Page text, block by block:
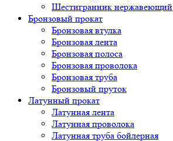
Шестигранник нержавеющий
Бронзовый прокат
Бронзовая втулка
Бронзовая лента
Бронзовая полоса
Бронзовая проволока
Бронзовая труба
Бронзовый пруток
Латунный прокат
Латунная лента
Латунная проволока
Латунная труба бойлерная